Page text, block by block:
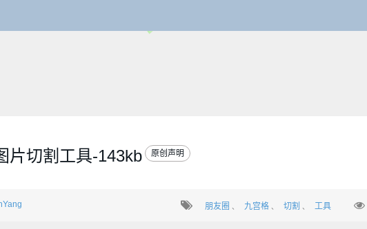
片切割工具-143kb 原创声明
朋友圈 、 九宫格 、 切割 、 工具